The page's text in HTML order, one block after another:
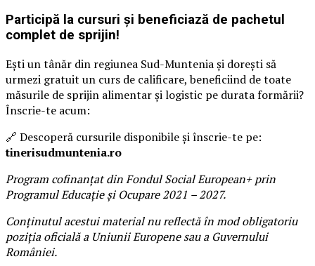
Participă la cursuri și beneficiază de pachetul
complet de sprijin!
Ești un tânăr din regiunea Sud-Muntenia și dorești să
urmezi gratuit un curs de calificare, beneficiind de toate
măsurile de sprijin alimentar și logistic pe durata formării?
Înscrie-te acum:
🔗 Descoperă cursurile disponibile și înscrie-te pe:
tinerisudmuntenia.ro
Program cofinanțat din Fondul Social European+ prin
Programul Educație și Ocupare 2021 – 2027.
Conținutul acestui material nu reflectă în mod obligatoriu
poziția oficială a Uniunii Europene sau a Guvernului
României.